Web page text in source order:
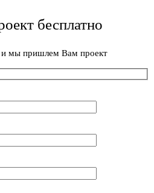
бесплатно
и мы пришлем Вам проект